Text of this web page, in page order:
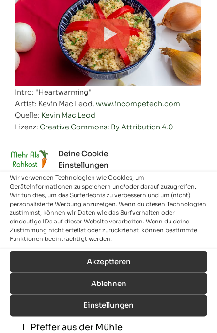
Deine Cookie
Einstellungen
Wir verwenden Technologien wie Cookies, um
Geräteinformationen zu speichern und/oder darauf zuzugreifen.
Wir tun dies, um das Surferlebnis zu verbessern und um (nicht)
personalisierte Werbung anzuzeigen. Wenn du diesen Technologien
zustimmst, können wir Daten wie das Surfverhalten oder
eindeutige IDs auf dieser Website verarbeiten. Wenn du deine
Zustimmung nicht erteilst oder zurückziehst, können bestimmte
Funktionen beeinträchtigt werden.
Akzeptieren
Ablehnen
Einstellungen
Intro: "Heartwarming"
Artist: Kevin Mac Leod,www.incompetech.com
Quelle: Kevin Mac Leod
Lizenz:Creative Commons: By Attribution 4.0
Zutaten
▢Pflanzenöl
▢1Zwiebel,klein
▢1 Knoblauchzehe
▢100 g Champignons
▢250g Gerstengraupen
Wasser
bis zur gewünschten
Konsistenz
1TLGemüsebrühepulver
Zitronensaft
▢
Pfeffer aus der Mühle